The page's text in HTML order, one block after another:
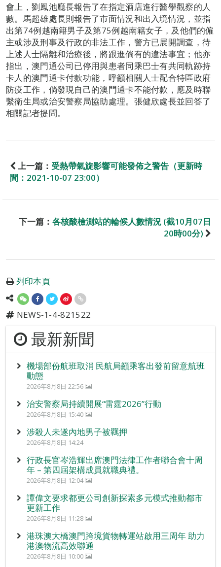
會上，劉鳳池廳長報告了在指定酒店進行醫學觀察的人
數。馬超雄處長則報告了市面情況和出入境情況，並指
出第74例越南籍男子及第75例越南籍女子，及他們的僱
主或涉及刑事及行政的非法工作，警方已展開調查，待
上述人士隔離和治療後，將跟進倘有的違法事宜；他亦
指出，澳門通公司已停用與患者同乘巴士有共同軌跡持
卡人的澳門通卡付款功能，呼籲相關人士配合特區政府
防疫工作，倘發現自己的澳門通卡不能付款，應及時聯
繫衛生局或治安警察局協助處理。張健欣處長並回答了
相關記者提問。
上一篇： 受熱帶氣旋影響可能發佈之警告（更新時
間：2021-10-07 23:00）
下一篇： 各核酸檢測站的輪候人數情況 (截10月07日
20時00分)
列印本頁
NEWS-1-4-821522
最新新聞
機場部份航班取消 民航局籲乘客出發前留意航班
動態
2026年8月8日 22:56
治安警察局持續開展“雷霆2026”行動
2026年8月8日 15:40
涉殺人未遂內地男子被羈押
2026年8月8日 14:24
行政長官岑浩輝出席澳門法律工作者聯合會十周
年 – 第四屆架構成員就職典禮。
2026年8月8日 12:04
譚偉文要求都更公司創新探索多元模式推動都市
更新工作
2026年8月8日 11:28
港珠澳大橋澳門跨境貨物轉運站啟用三周年 助力
港澳物流高效聯通
2026年8月8日 10:00